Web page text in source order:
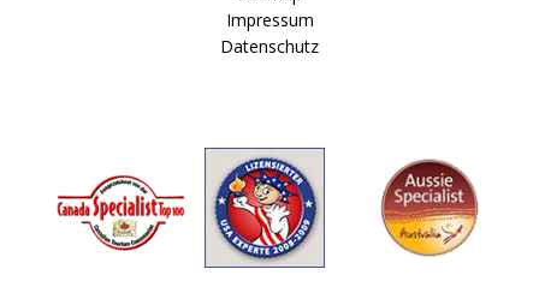
Impressum
Datenschutz